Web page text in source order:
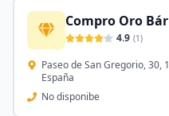
Compro Oro
4.9 (1)
Paseo de San Gregorio, 30,
España
No disponibe